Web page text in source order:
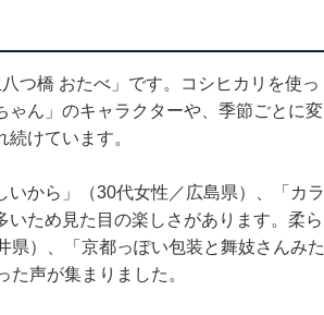
つ橋 おたべ」です。コシヒカリを使っ
ん」のキャラクターや、季節ごとに変
けています。
から」（30代女性／広島県）、「カラ
ため見た目の楽しさがあります。柔ら
県）、「京都っぽい包装と舞妓さんみた
声が集まりました。